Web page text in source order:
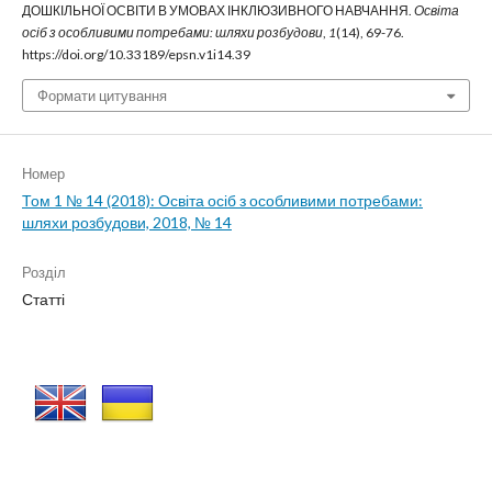
ДОШКІЛЬНОЇ ОСВІТИ В УМОВАХ ІНКЛЮЗИВНОГО НАВЧАННЯ. Освіта
осіб з особливими потребами: шляхи розбудови 1(14), 69-76.
https://doi.org/10.33189/epsn.v1i14.39
Формати цитування
Номер
Том 1 № 14 (2018): Освіта осіб з особливими потребами:
шляхи розбудови, 2018, № 14
Розділ
Статті